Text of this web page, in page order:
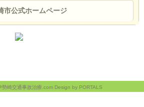
市公式ホームページ
崎交通事故治療.com Design by PORTALS